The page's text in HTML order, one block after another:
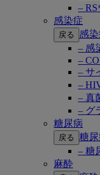
–
感染症
戻る
感
– 感
–
– サ
–
– 真
– グ
糖尿病
戻る 糖
– 糖
麻酔